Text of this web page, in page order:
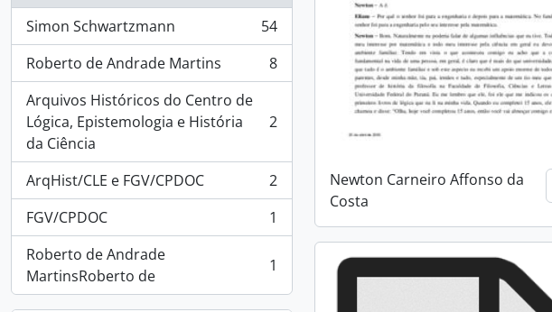
Simon Schwartzmann
, 54 results
54
Roberto de Andrade Martins
, 8 results
8
Arquivos Históricos do Centro de
Lógica, Epistemologia e História
da Ciência
, 2 results 2
ArqHist/CLE e FGV/CPDOC
, 2 results
2
FGV/CPDOC
, 1 results
1
Roberto de Andrade
MartinsRoberto de
, 1 results 1
Newton Carneiro Affonso da
Costa